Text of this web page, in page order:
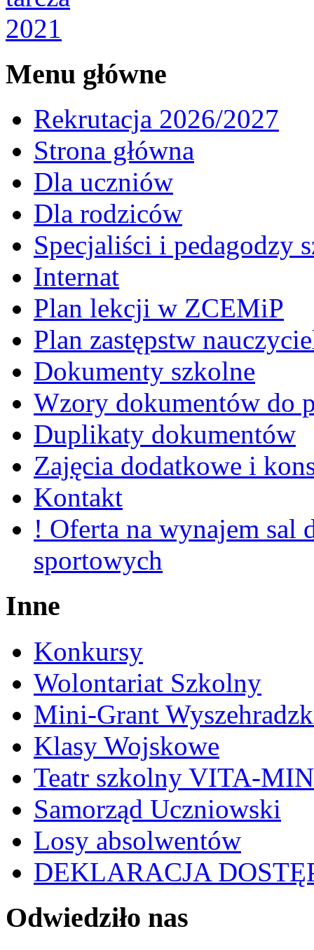
Menu główne
Rekrutacja 2026/2027
Strona główna
Dla uczniów
Dla rodziców
Specjaliści i pedagodzy
Internat
Plan lekcji w ZCEMiP
Plan zastępstw
Dokumenty szkolne
Wzory dokumentów do
Duplikaty dokumentów
Zajęcia dodatkowe i
Kontakt
! Oferta na wynajem
sportowych
Inne
Konkursy
Wolontariat Szkolny
Mini-Grant
Klasy Wojskowe
Teatr szkolny VITA-
Samorząd Uczniowski
Losy absolwentów
DEKLARACJA
Odwiedziło nas